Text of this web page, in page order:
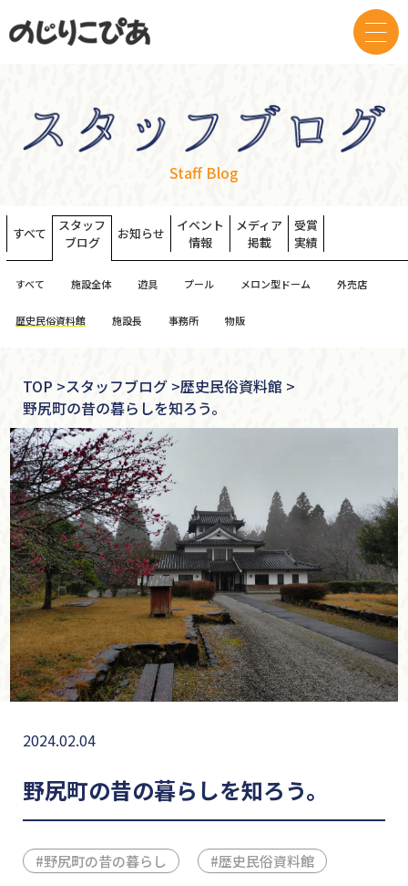
Staff Blog
すべて
スタッフ
ブログ
お知らせ
イベント
情報
メディア
掲載
受賞
実績
すべて 施設全体 遊具 プール メロン型ドーム 外売店
歴史民俗資料館 施設長 事務所 物販
TOP >スタッフブログ >歴史民俗資料館 >
野尻町の昔の暮らしを知ろう。
2024.02.04
野尻町の昔の暮らしを知ろう。
#野尻町の昔の暮らし #歴史民俗資料館